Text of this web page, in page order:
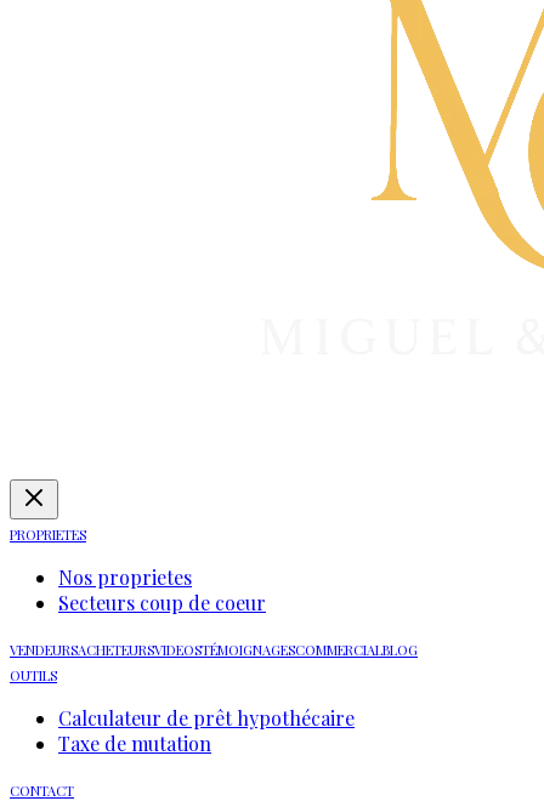
PROPRIETES
Nos proprietes
Secteurs coup de coeur
VENDEURSACHETEURSVIDEOSTÉMOIGNAGESCOMMERCIALBLOG
OUTILS
Calculateur de prêt hypothécaire
Taxe de mutation
CONTACT